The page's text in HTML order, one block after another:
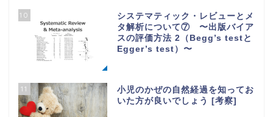
10
システマティック・レビューとメ
タ解析について⑦ 〜出版バイア
スの評価方法 2（Begg’s testと
Egger’s test）〜
11
小児のかぜの自然経過を知ってお
いた方が良いでしょう [考察]